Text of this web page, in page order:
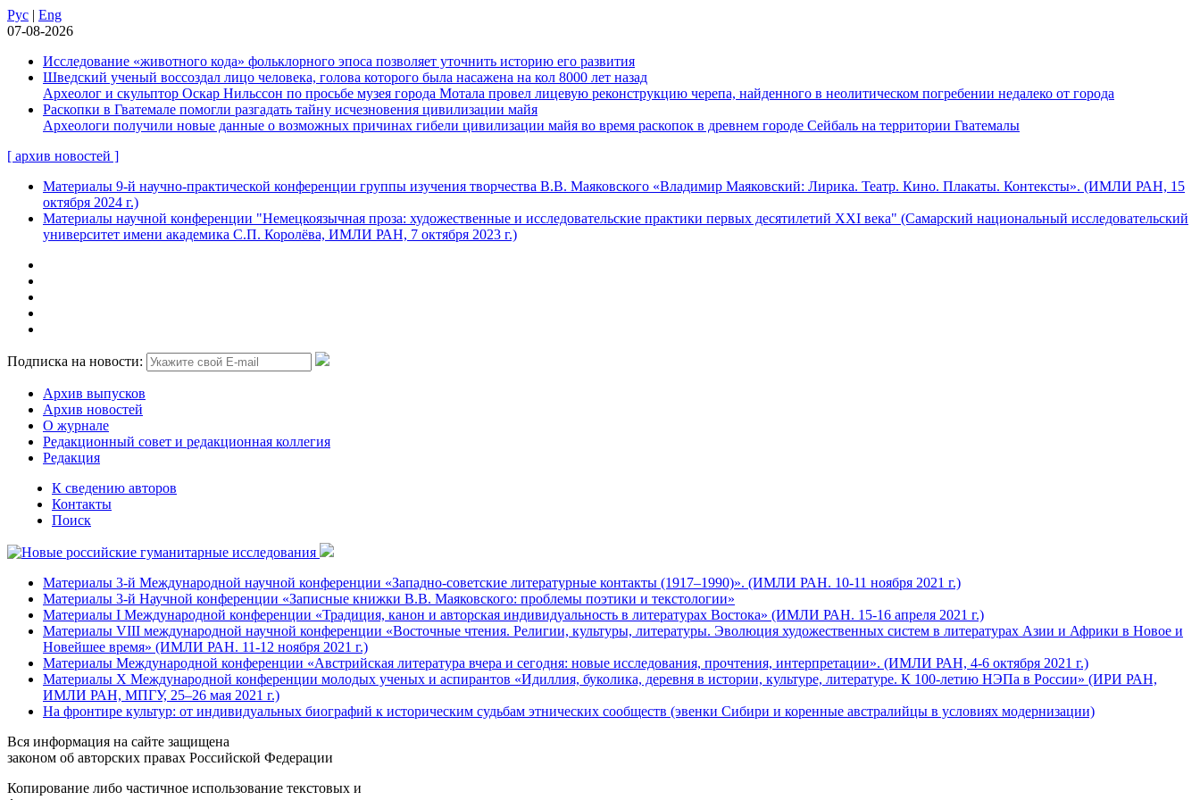
Рус | Eng
07-08-2026
Исследование «животного кода» фольклорного эпоса позволяет уточнить историю его развития
Шведский ученый воссоздал лицо человека, голова которого была насажена на кол 8000 лет назад
Археолог и скульптор Оскар Нильссон по просьбе музея города Мотала провел лицевую реконструкцию черепа, найденного в неолитическом погребении недалеко от города
Раскопки в Гватемале помогли разгадать тайну исчезновения цивилизации майя
Археологи получили новые данные о возможных причинах гибели цивилизации майя во время раскопок в древнем городе Сейбаль на территории Гватемалы
[ архив новостей ]
Материалы 9-й научно-практической конференции группы изучения творчества В.В. Маяковского «Владимир Маяковский: Лирика. Театр. Кино. Плакаты. Контексты». (ИМЛИ РАН, 15
октября 2024 г.)
Материалы научной конференции "Немецкоязычная проза: художественные и исследовательские практики первых десятилетий XXI века" (Самарский национальный исследовательский
университет имени академика С.П. Королёва, ИМЛИ РАН, 7 октября 2023 г.)
Подписка на новости:
Архив выпусков
Архив новостей
О журнале
Редакционный совет и редакционная коллегия
Редакция
К сведению авторов
Контакты
Поиск
Материалы 3-й Международной научной конференции «Западно-советские литературные контакты (1917–1990)». (ИМЛИ РАН. 10-11 ноября 2021 г.)
Материалы 3-й Научной конференции «Записные книжки В.В. Маяковского: проблемы поэтики и текстологии»
Материалы I Международной конференции «Традиция, канон и авторская индивидуальность в литературах Востока» (ИМЛИ РАН. 15-16 апреля 2021 г.)
Материалы VIII международной научной конференции «Восточные чтения. Религии, культуры, литературы. Эволюция художественных систем в литературах Азии и Африки в Новое и
Новейшее время» (ИМЛИ РАН. 11-12 ноября 2021 г.)
Материалы Международной конференции «Австрийская литература вчера и сегодня: новые исследования, прочтения, интерпретации». (ИМЛИ РАН, 4-6 октября 2021 г.)
Материалы Х Международной конференции молодых ученых и аспирантов «Идиллия, буколика, деревня в истории, культуре, литературе. К 100-летию НЭПа в России» (ИРИ РАН,
ИМЛИ РАН, МПГУ, 25–26 мая 2021 г.)
На фронтире культур: от индивидуальных биографий к историческим судьбам этнических сообществ (эвенки Сибири и коренные австралийцы в условиях модернизации)
Вся информация на сайте защищена
законом об авторских правах Российской Федерации
Копирование либо частичное использование текстовых и